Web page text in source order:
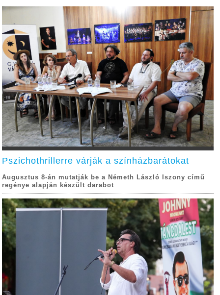
Pszichothrillerre várják a színházbarátokat
Augusztus 8-án mutatják be a Németh László Iszony című
regénye alapján készült darabot